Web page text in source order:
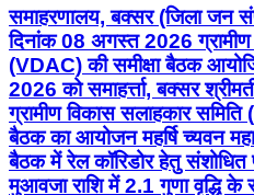
समाहरणालय, बक्सर (जिला जन
दिनांक 08 अगस्त 2026 ग्रामीण
(VDAC) की समीक्षा बैठक
2026 को समाहर्त्ता, बक्सर
ग्रामीण विकास सलाहकार
बैठक का आयोजन महर्षि च्यवन
बैठक में रेल कॉरिडोर हेतु संशोधित
मुआवजा राशि में 2.1 गुणा वृद्धि के